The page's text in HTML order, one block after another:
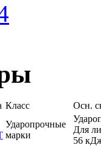
Класс
Осн.
Ударопрочные
марки
Для
56